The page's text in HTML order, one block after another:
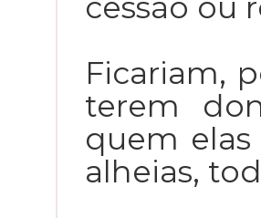
cessão ou
Ficariam,
terem
quem
alheias,